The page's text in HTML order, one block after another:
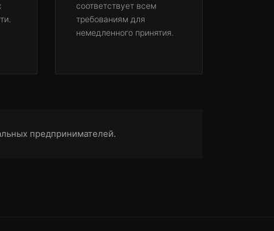
соответствует всем
требованиям для
немедленного принятия.
предпринимателей.